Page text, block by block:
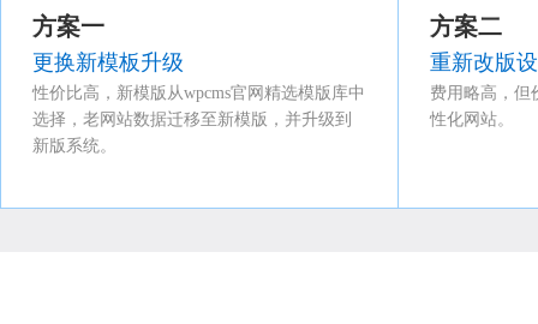
方案一
更换新模板升级
性价比高，新模版从wpcms官网精选模版库中
选择，老网站数据迁移至新模版，并升级到
新版系统。
方案二
重新改版
费用略高，但
性化网站。